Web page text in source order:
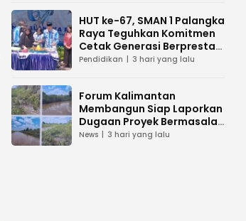
HUT ke-67, SMAN 1 Palangka
Raya Teguhkan Komitmen
Cetak Generasi Berprestasi
dan Peduli Lingkunga
Pendidikan 3 hari yang lalu
Forum Kalimantan
Membangun Siap Laporkan
Dugaan Proyek Bermasalah
PUPR Kalteng
News 3 hari yang lalu